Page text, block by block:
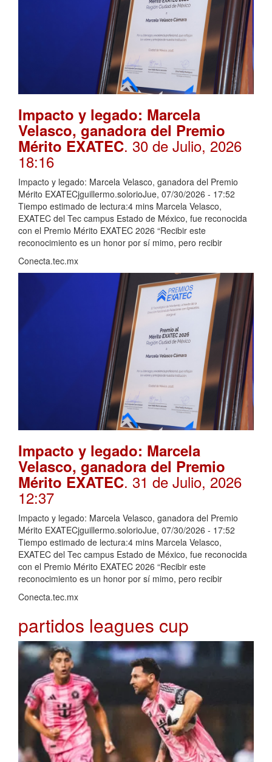
Impacto y legado: Marcela
Velasco, ganadora del Premio
Mérito EXATEC. 30 de Julio, 2026
18:16
Impacto y legado: Marcela Velasco, ganadora del Premio
Mérito EXATECjguillermo.solorioJue, 07/30/2026 - 17:52
Tiempo estimado de lectura:4 mins Marcela Velasco,
EXATEC del Tec campus Estado de México, fue reconocida
con el Premio Mérito EXATEC 2026 “Recibir este
reconocimiento es un honor por sí mimo, pero recibir
Conecta.tec.mx
Impacto y legado: Marcela
Velasco, ganadora del Premio
Mérito EXATEC. 31 de Julio, 2026
12:37
Impacto y legado: Marcela Velasco, ganadora del Premio
Mérito EXATECjguillermo.solorioJue, 07/30/2026 - 17:52
Tiempo estimado de lectura:4 mins Marcela Velasco,
EXATEC del Tec campus Estado de México, fue reconocida
con el Premio Mérito EXATEC 2026 “Recibir este
reconocimiento es un honor por sí mimo, pero recibir
Conecta.tec.mx
partidos leagues cup